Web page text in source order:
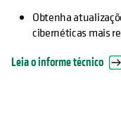
Obtenha
cibernéticas mais
Leia o informe técnico